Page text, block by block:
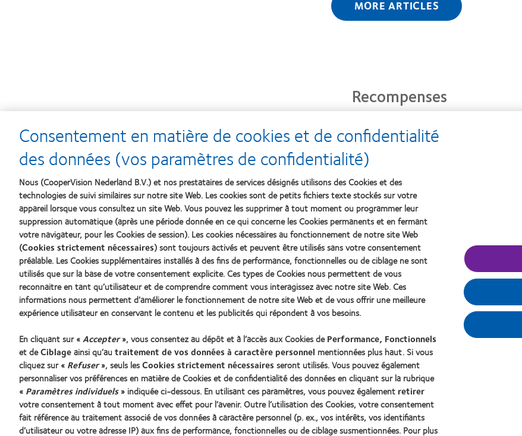
MORE ARTICLES
Recompenses
Learn
more
about
Silmo
d’Or
du
meilleur
produit
pour
MyDay™
(2013)
Learn
more
about
Contact
Lens
Product
of
the
Year
(2013)
Learn
more
about
&
2010
Best
Companies
for
Leaders
(2012)
Learn
Factory
Awards
(2011)
Nos produits
Trouver les lentilles adaptées
Technologie des lentilles de contact
Trouver un specialiste
Lentilles de contact et vision
Nouveau porteur
Porteur de longue date
À propos de CooperVision
Carrières
Consentement en matière de cookies et de confidentialité
des données (vos paramètres de confidentialité)
Nous (CooperVision Nederland B.V.) et nos prestataires de services désignés utilisons des Cookies et des
technologies de suivi similaires sur notre site Web. Les cookies sont de petits fichiers texte stockés sur votre
appareil lorsque vous consultez un site Web. Vous pouvez les supprimer à tout moment ou programmer leur
suppression automatique (après une période donnée en ce qui concerne les Cookies permanents et en fermant
votre navigateur, pour les Cookies de session). Les cookies nécessaires au fonctionnement de notre site Web
(Cookies strictement nécessaires) sont toujours activés et peuvent être utilisés sans votre consentement
préalable. Les Cookies supplémentaires installés à des fins de performance, fonctionnelles ou de ciblage ne sont
utilisés que sur la base de votre consentement explicite. Ces types de Cookies nous permettent de vous
reconnaitre en tant qu’utilisateur et de comprendre comment vous interagissez avec notre site Web. Ces
informations nous permettent d’améliorer le fonctionnement de notre site Web et de vous offrir une meilleure
expérience utilisateur en conservant le contenu et les publicités qui répondent à vos besoins.
En cliquant sur «Accepter», vous consentez au dépôt et à l’accès aux Cookies dePerformance, Fonctionnels
et deCiblageainsi qu’autraitement de vos données à caractère personnel mentionnées plus haut. Si vous
cliquez sur « Refuser», seuls lesCookies strictement nécessairesseront utilisés. Vous pouvez également
personnaliser vos préférences en matière de Cookies et de confidentialité des données en cliquant sur la rubrique
« Paramètres individuels» indiquée ci-dessous. En utilisant ces paramètres, vous pouvez également retirer
votre consentement à tout moment avec effet pour l’avenir. Outre l’utilisation des Cookies, votre consentement
fait référence au traitement associé de vos données à caractère personnel (p. ex., vos intérêts, vos identifiants
d’utilisateur ou votre adresse IP) aux fins de performance, fonctionnelles ou de ciblage susmentionnées. Pour plus